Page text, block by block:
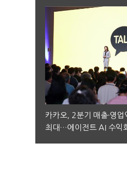
카카오, 2분기 매출·영업
최대…에이전트 AI 수익